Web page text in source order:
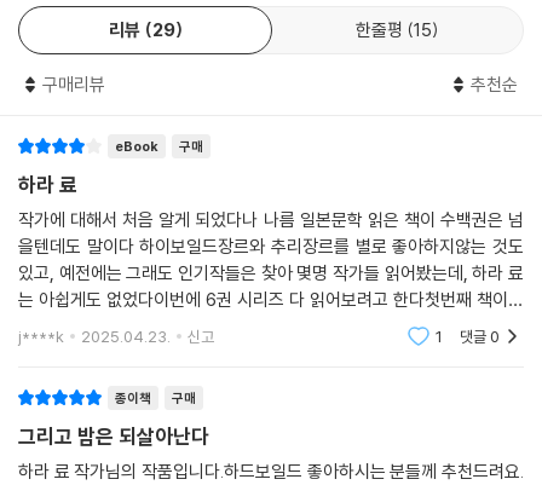
수많은 작가들이 경애를 표했다.
리뷰 29 한줄평 15
구매리뷰 추천순
eBook 구매
하라 료
작가에 대해서 처음 알게 되었다나 나름 일본문학 읽은 책이 수백권은 넘
을텐데도 말이다 하이보일드장르와 추리장르를 별로 좋아하지않는 것도
있고, 예전에는 그래도 인기작들은 찾아 몇명 작가들 읽어봤는데, 하라 료
는 아쉽게도 없었다이번에 6권 시리즈 다 읽어보려고 한다첫번째 책이라
서 샀다1980년대 작품이 아직 살아남아 나한테 온 게 신기하다아직 안 읽
었는데 다 읽고 별점
j****k 2025.04.23. 신고 1 댓글0
종이책 구매
그리고 밤은 되살아난다
하라 료 작가님의 작품입니다.하드보일드 좋아하시는 분들께 추천드려요.